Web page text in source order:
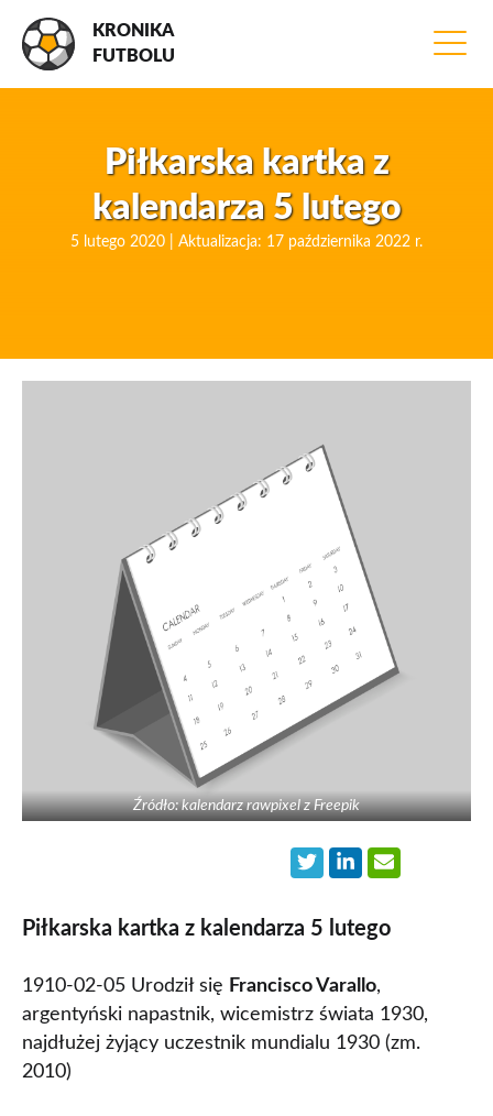
KRONIKA
FUTBOLU
Piłkarska kartka z
kalendarza 5 lutego
5 lutego 2020 | Aktualizacja: 17 października 2022 r.
Źródło: kalendarz rawpixel z Freepik
Piłkarska kartka z kalendarza 5 lutego
1910-02-05 Urodził się Francisco Varallo,
argentyński napastnik, wicemistrz świata 1930,
najdłużej żyjący uczestnik mundialu 1930 (zm.
2010)